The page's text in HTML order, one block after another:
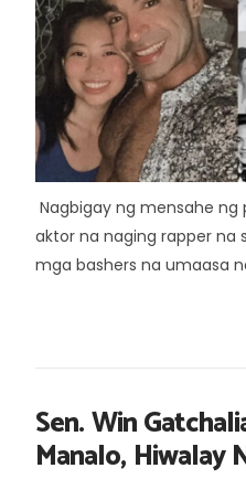
Nagbigay ng mensahe
aktor na naging rapper na
mga bashers na umaasa
Sen. Win
Manalo, Hiwalay